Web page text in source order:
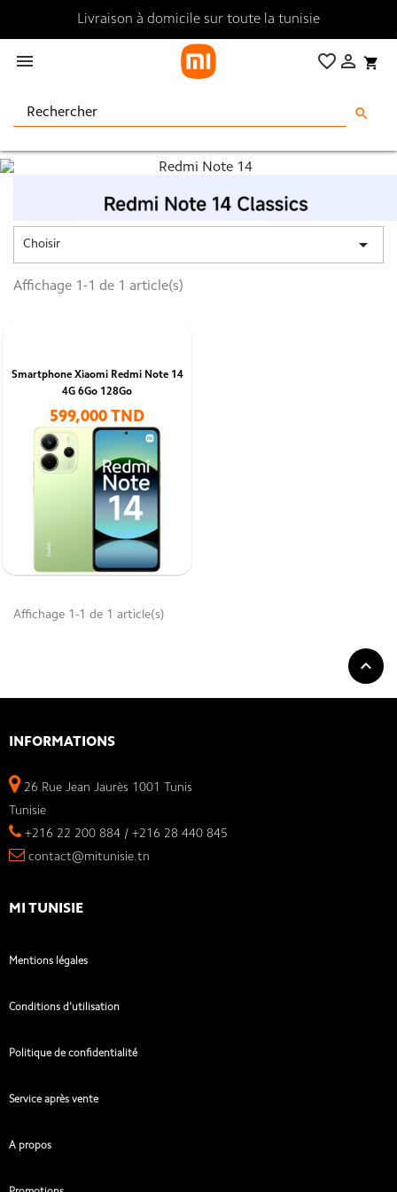
Livraison à domicile sur toute la tunisie
 shopping_cart

favorite_border
search
Redmi Note 14
Découvrez la série Redmi Note 14, disponible en
versions 4G et 5G. Son processeur
Choisir 
Affichage 1-1 de 1 article(s)
Smartphone Xiaomi Redmi Note 14
4G 6Go 128Go
599,000 TND
Affichage 1-1 de 1 article(s)

INFORMATIONS
26 Rue Jean Jaurès 1001 Tunis
Tunisie
+216 22 200 884 / +216 28 440 845
contact@mitunisie.tn
MI TUNISIE
Mentions légales
Conditions d'utilisation
Politique de confidentialité
Service après vente
A propos